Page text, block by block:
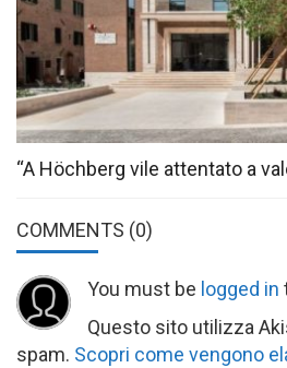
“A Höchberg vile attentato a
COMMENTS (0)
You must be logged in
Questo sito utilizza
spam. Scopri come vengono